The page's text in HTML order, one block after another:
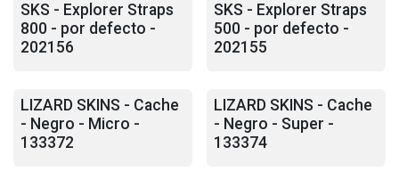
SKS - Explorer Straps
800 - por defecto -
202156
SKS - Explorer Straps
500 - por defecto -
202155
LIZARD SKINS - Cache
- Negro - Micro -
133372
LIZARD SKINS - Cache
- Negro - Super -
133374